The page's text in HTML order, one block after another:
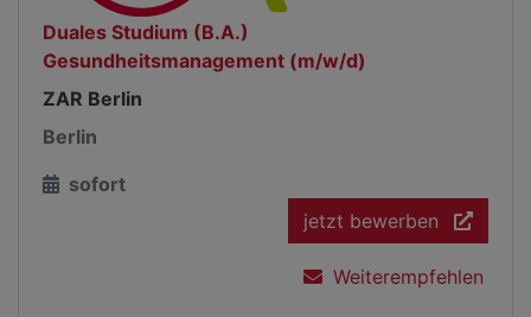
Duales Studium (B.A.)
Gesundheitsmanagement (m/w/d)
ZAR Berlin
Berlin
sofort
jetzt bewerben
Weiterempfehlen